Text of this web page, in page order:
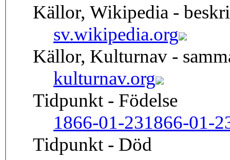
Källor, Wikipedia -
sv.wikipedia.org
Källor, Kulturnav -
kulturnav.org
Tidpunkt - Födelse
1866-01-231866-01-
Tidpunkt - Död